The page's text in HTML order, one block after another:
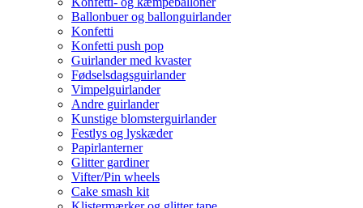
Ballonbuer og ballonguirlander
Konfetti
Konfetti push pop
Guirlander med kvaster
Fødselsdagsguirlander
Vimpelguirlander
Andre guirlander
Kunstige blomsterguirlander
Festlys og lyskæder
Papirlanterner
Glitter gardiner
Vifter/Pin wheels
Cake smash kit